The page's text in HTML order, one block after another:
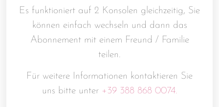
Es funktioniert auf 2 Konsolen gleichzeitig, Sie
können einfach wechseln und dann das
Abonnement mit einem Freund / Familie
teilen.
Für weitere Informationen kontaktieren Sie
uns bitte unter +39 388 868 0074.